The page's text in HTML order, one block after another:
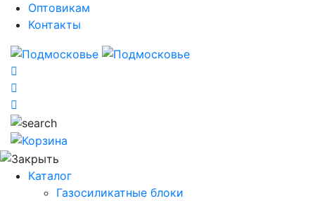
Оптовикам
Контакты
Каталог
Газосиликатные блоки